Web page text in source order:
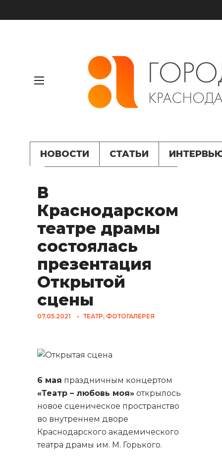
НОВОСТИ СТАТЬИ
В
Краснодарском
театре драмы
состоялась
презентация
Открытой
сцены
07.05.2021 • ТЕАТР, ФОТОГАЛЕРЕЯ
6 мая праздничным концертом
«Театр – любовь моя» открылось
новое сценическое пространство
во внутреннем дворе
Краснодарского академического
театра драмы им. М. Горького.